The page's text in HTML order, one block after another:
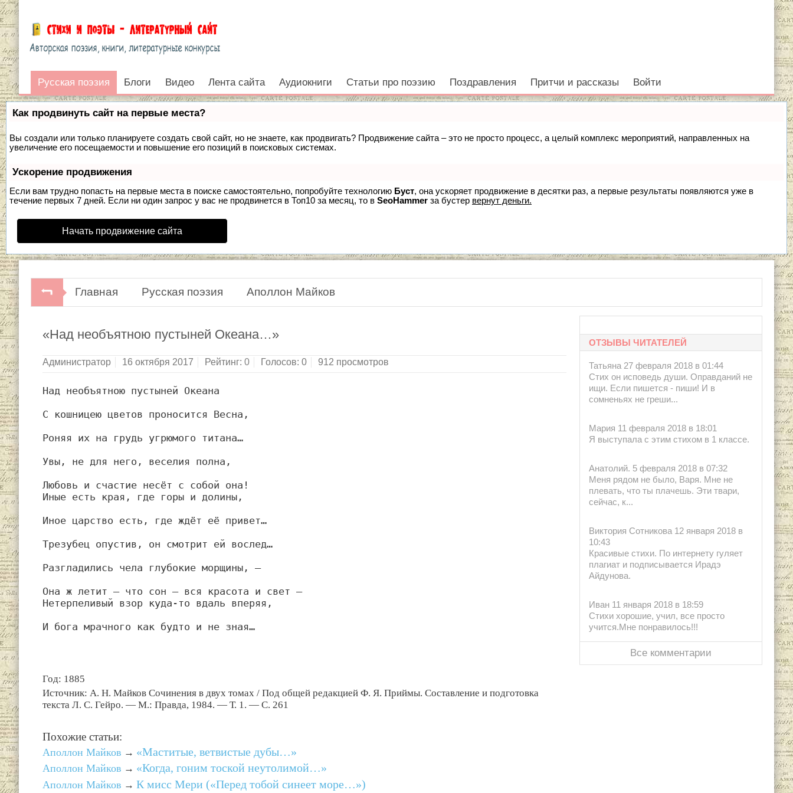
Русская поэзия
Войти
Русская поэзия Блоги Видео Лента сайта Аудиокниги Статьи про поэзию Поздравления Притчи и рассказы Войти
Как продвинуть сайт на первые места?
Вы создали или только планируете создать свой сайт, но не знаете, как продвигать? Продвижение сайта – это не просто процесс, а целый комплекс мероприятий, направленных на
увеличение его посещаемости и повышение его позиций в поисковых системах.
Ускорение продвижения
Если вам трудно попасть на первые места в поиске самостоятельно, попробуйте технологию Буст, она ускоряет продвижение в десятки раз, а первые результаты появляются уже в
течение первых 7 дней. Если ни один запрос у вас не продвинется в Топ10 за месяц, то в SeoHammer за бустер вернут деньги.
Начать продвижение сайта
Главная Русская поэзия Аполлон Майков
«Над необъятною пустыней Океана…»
Администратор 16 октября 2017 Рейтинг: 0 Голосов: 0 912 просмотров
Над необъятною пустыней Океана
С кошницею цветов проносится Весна,
Роняя их на грудь угрюмого титана…
Увы, не для него, веселия полна,
Любовь и счастие несёт с собой она!
Иные есть края, где горы и долины,
Иное царство есть, где ждёт её привет…
Трезубец опустив, он смотрит ей вослед…
Разгладились чела глубокие морщины, —
Она ж летит — что сон — вся красота и свет —
Нетерпеливый взор куда-то вдаль вперяя,
И бога мрачного как будто и не зная…
Год: 1885
Источник: А. Н. Майков Сочинения в двух томах / Под общей редакцией Ф. Я. Приймы. Составление и подготовка
текста Л. С. Гейро. — М.: Правда, 1984. — Т. 1. — С. 261
Похожие статьи:
Аполлон Майков → «Маститые, ветвистые дубы…»
Аполлон Майков → «Когда, гоним тоской неутолимой…»
Аполлон Майков → К мисс Мери («Перед тобой синеет море…»)
ОТЗЫВЫ ЧИТАТЕЛЕЙ
Татьяна 27 февраля 2018 в 01:44
Стих он исповедь души. Оправданий не
ищи. Если пишется - пиши! И в
сомненьях не греши...
Мария 11 февраля 2018 в 18:01
Я выступала с этим стихом в 1 классе.
Анатолий. 5 февраля 2018 в 07:32
Меня рядом не было, Варя. Мне не
плевать, что ты плачешь. Эти твари,
сейчас, к...
Виктория Сотникова 12 января 2018 в
10:43
Красивые стихи. По интернету гуляет
плагиат и подписывается Ирадэ
Айдунова.
Иван 11 января 2018 в 18:59
Стихи хорошие, учил, все просто
учится.Мне понравилось!!!
Все комментарии